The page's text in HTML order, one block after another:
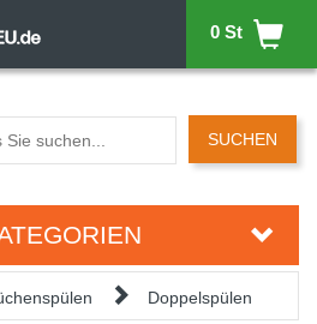
SUCHEN
0 St
Doppelspülen